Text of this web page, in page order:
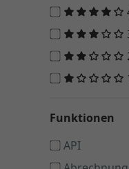
Funktionen
API